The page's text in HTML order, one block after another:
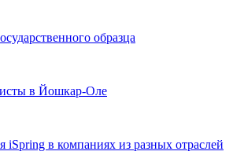
образца
в Йошкар‑Оле
iSpring в компаниях из разных отраслей